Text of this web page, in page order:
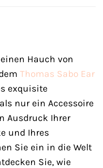
Hauch von
Thomas Sabo Ear
exquisite
nur ein Accessoire
Ausdruck Ihrer
und Ihres
Sie ein in die Welt
Sie, wie